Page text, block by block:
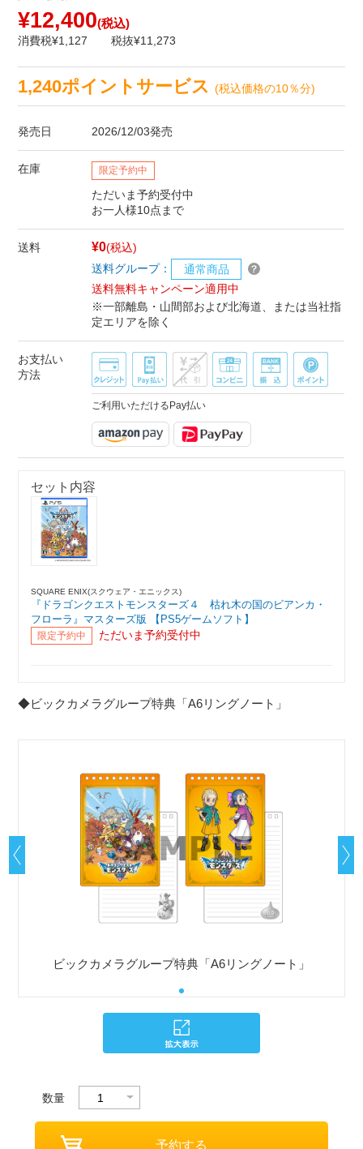
¥12,400(税込)
消費税¥1,127 税抜¥11,273
1,240ポイントサービス(税込価格の10％分)
発売日 2026/12/03発売
在庫 限定予約中
ただいま予約受付中
お一人様10点まで
送料 ¥0(税込)
送料グループ：
通常商品
送料無料キャンペーン適用中
※一部離島・山間部および北海道、または当社指
定エリアを除く
お支払い
方法
ご利用いただけるPay払い
セット内容
SQUARE ENIX(スクウェア・エニックス)
『ドラゴンクエストモンスターズ４ 枯れ木の国のビアンカ・
フローラ』マスターズ版 【PS5ゲームソフト】
限定予約中 ただいま予約受付中
◆ビックカメラグループ特典「A6リングノート」
ビックカメラグループ特典「A6リングノート」
数量